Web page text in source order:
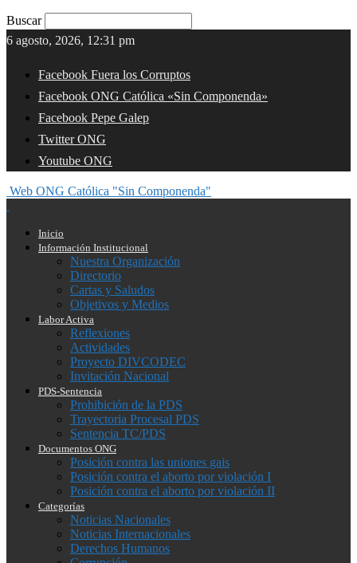
Buscar
6 agosto, 2026, 12:31 pm
Facebook Fuera los Corruptos
Facebook ONG Católica «Sin Componenda»
Facebook Pepe Galep
Twitter ONG
Youtube ONG
Web ONG Católica "Sin Componenda"
Inicio
Información Institucional
Nuestra Organización
Directorio
Cartas y Saludos
Objetivos y Medios
Labor Activa
Reflexiones
Actividades
Proyecto DIVCODEC
Invitación Nacional
PDS-Sentencia
Prohibición de la PDS
Trayectoria Procesal PDS
Sentencia TC/PDS
Documentos ONG
Posición contra las uniones gais
Posición contra el aborto por violación I
Posición contra el aborto por violación II
Categorías
Noticias Nacionales
Noticias Internacionales
Derechos Humanos